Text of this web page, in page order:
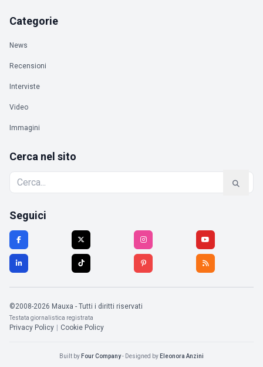
Categorie
News
Recensioni
Interviste
Video
Immagini
Cerca nel sito
Seguici
©2008-2026 Mauxa - Tutti i diritti riservati
Testata giornalistica registrata
Privacy Policy Cookie Policy
Built by Four Company- Designed by Eleonora Anzini